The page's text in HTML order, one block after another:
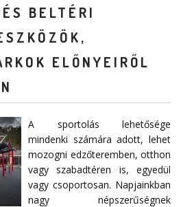
BELTÉRI
ELŐNYEIRŐL
A sportolás lehetősége
mindenki számára adott, lehet
mozogni edzőteremben, otthon
vagy szabadtéren is, egyedül
vagy csoportosan. Napjainkban
nagy népszerűségnek